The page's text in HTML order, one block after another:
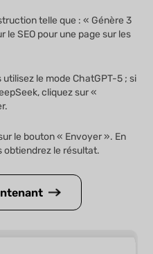
telle que : « Génère 3
le SEO pour une page sur les
le mode ChatGPT-5 ; si
cliquez sur «
le bouton « Envoyer ». En
obtiendrez le résultat.